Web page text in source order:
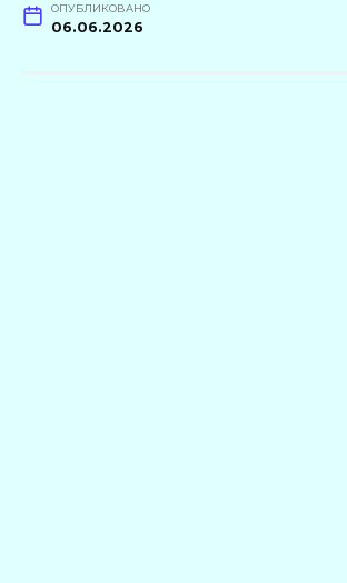
ОПУБЛИКОВАНО
06.06.2026